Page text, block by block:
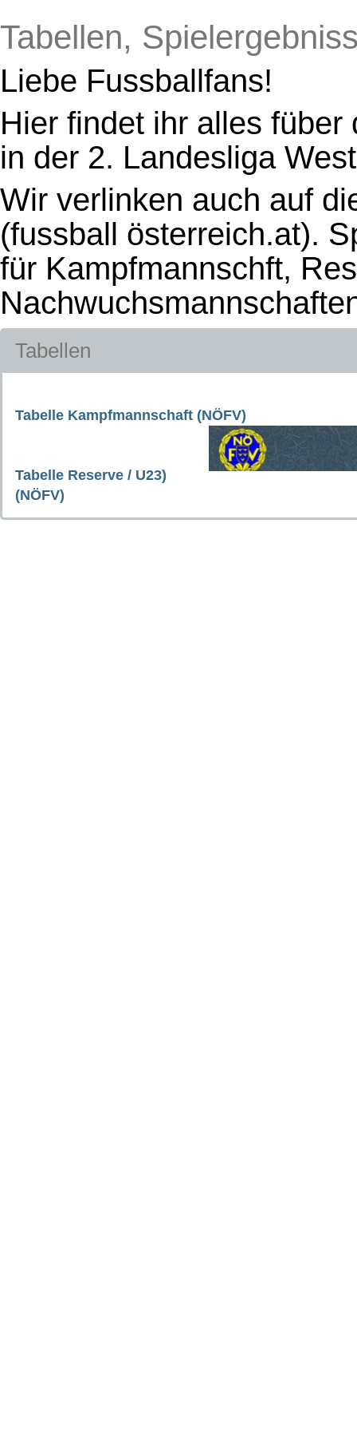
Tabellen,
Liebe Fussballfans!
Hier findet ihr alles
in der 2. Landesliga West
Wir verlinken auch auf
(fussball österreich.at).
für Kampfmannschft,
Tabellen
Tabelle Kampfmannschaft (NÖFV)
Tabelle Reserve / U23)
(NÖFV)